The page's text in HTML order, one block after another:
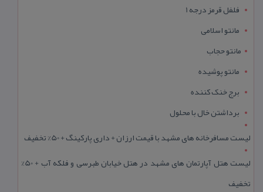
فلفل قرمز درجه 1
مانتو اسلامی
مانتو حجاب
مانتو پوشیده
برج خنک کننده
برداشتن خال با محلول
لیست مسافرخانه های مشهد با قیمت ارزان + داری پارکینگ + 50% تخفیف
لیست هتل آپارتمان های مشهد در هتل خیابان طبرسی و فلکه آب + 50%
تخفیف